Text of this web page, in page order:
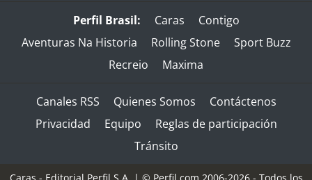
Perfil Brasil: Caras
Contigo
Aventuras Na Historia
Rolling Stone
Sport Buzz
Recreio
Maxima
Canales RSS Quienes Somos
Contáctenos
Privacidad
Equipo
Reglas de participación
Tránsito